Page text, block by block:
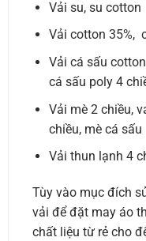
Vải su, su cotton
Vải cotton 35%,
Vải cá sấu
cá sấu poly 4
Vải mè 2 chiều,
chiều, mè cá sấu
Vải thun lạnh 4
Tùy vào mục đích
vải để đặt may áo
chất liệu từ rẻ cho